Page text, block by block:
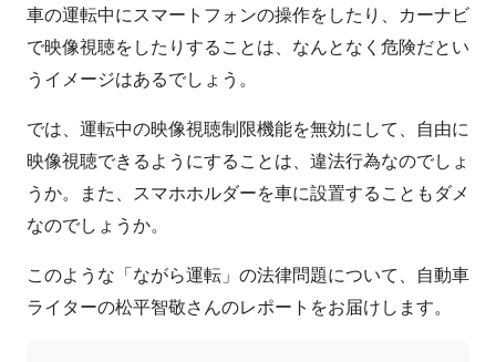
車の運転中にスマートフォンの操作をしたり、カーナビ
で映像視聴をしたりすることは、なんとなく危険だとい
うイメージはあるでしょう。
では、運転中の映像視聴制限機能を無効にして、自由に
映像視聴できるようにすることは、違法行為なのでしょ
うか。また、スマホホルダーを車に設置することもダメ
なのでしょうか。
このような「ながら運転」の法律問題について、自動車
ライターの松平智敬さんのレポートをお届けします。